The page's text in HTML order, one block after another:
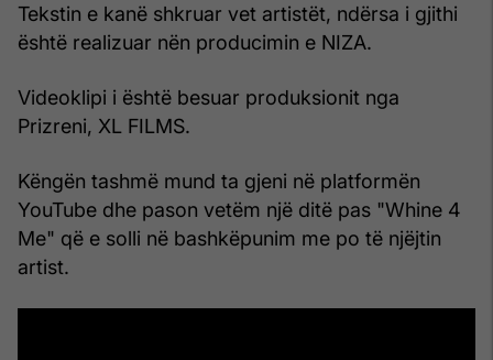
Tekstin e kanë shkruar vet artistët, ndërsa i gjithi
është realizuar nën producimin e NIZA.
Videoklipi i është besuar produksionit nga
Prizreni, XL FILMS.
Këngën tashmë mund ta gjeni në platformën
YouTube dhe pason vetëm një ditë pas "Whine 4
Me" që e solli në bashkëpunim me po të njëjtin
artist.